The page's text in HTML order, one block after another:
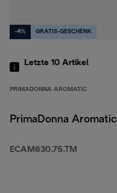
-4% GRATIS-GESCHENK
Letzte 10 Artikel
PRIMADONNA AROMATIC
PrimaDonna Aromatic
ECAM630.75.TM